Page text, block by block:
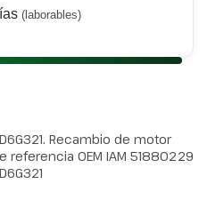
(laborables)
Recambio de motor
OEM IAM 51880229